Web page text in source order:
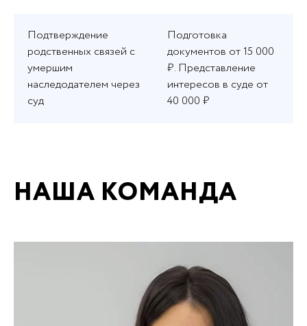
Подтверждение
родственных связей с
умершим
наследодателем через
суд
Подготовка
документов от 15 000
₽. Представление
интересов в суде от
40 000 ₽
НАША КОМАНДА